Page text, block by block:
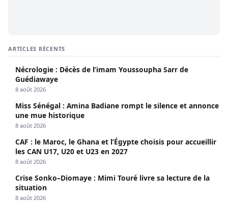
ARTICLES RÉCENTS
Nécrologie : Décès de l’imam Youssoupha Sarr de
Guédiawaye
8 août 2026
Miss Sénégal : Amina Badiane rompt le silence et annonce
une mue historique
8 août 2026
CAF : le Maroc, le Ghana et l’Égypte choisis pour accueillir
les CAN U17, U20 et U23 en 2027
8 août 2026
Crise Sonko–Diomaye : Mimi Touré livre sa lecture de la
situation
8 août 2026